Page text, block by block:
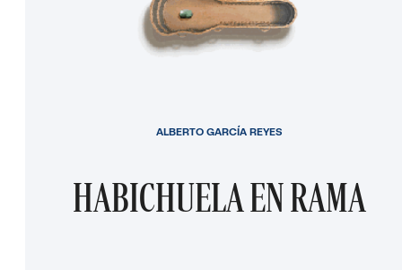
HABICHUELA EN RAMA
ALBERTO GARCÍA REYES